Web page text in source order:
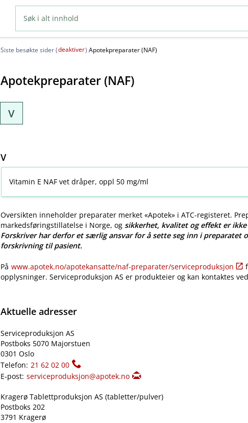
Siste besøkte sider (deaktiver) Apotekpreparater (NAF)
Apotekpreparater (NAF)
V
V
Vitamin E NAF vet dråper, oppl 50 mg/ml
Oversikten inneholder preparater merket «Apotek» i ATC-registeret.
markedsføringstillatelse i Norge, ogsikkerhet, kvalitet og effekt er
Forskriver har derfor et særlig ansvar for å sette seg inn i preparatet
forskrivning til pasient.
På www.apotek.no​/​apotekansatte​/​naf-preparater​/​serviceproduksjon
opplysninger. Serviceproduksjon AS er produkteier og kan kontaktes
Aktuelle adresser
Serviceproduksjon AS
Postboks 5070 Majorstuen
0301 Oslo
Telefon: 21 62 02 00
E-post: serviceproduksjon@apotek.no
Kragerø Tablettproduksjon AS (tabletter​/​pulver)
Postboks 202
3791 Kragerø